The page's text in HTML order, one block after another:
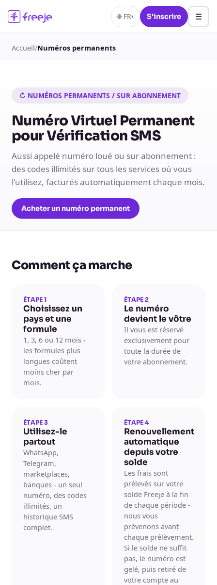
🌐 FR▾ S'inscrire ☰
Accueil/Numéros permanents
↻ NUMÉROS PERMANENTS / SUR ABONNEMENT
Numéro Virtuel Permanent
pour Vérification SMS
Aussi appelé numéro loué ou sur abonnement :
des codes illimités sur tous les services où vous
l'utilisez, facturés automatiquement chaque mois.
Acheter un numéro permanent
Comment ça marche
ÉTAPE 1
Choisissez un
pays et une
formule
1, 3, 6 ou 12 mois -
les formules plus
longues coûtent
moins cher par
mois.
ÉTAPE 2
Le numéro
devient le vôtre
Il vous est réservé
exclusivement pour
toute la durée de
votre abonnement.
ÉTAPE 3
Utilisez-le
partout
WhatsApp,
Telegram,
marketplaces,
banques - un seul
numéro, des codes
illimités, un
historique SMS
complet.
ÉTAPE 4
Renouvellement
automatique
depuis votre
solde
Les frais sont
prélevés sur votre
solde Freeje à la fin
de chaque période -
nous vous
prévenons avant
chaque prélèvement.
Si le solde ne suffit
pas, le numéro est
gelé, puis retiré de
votre compte au